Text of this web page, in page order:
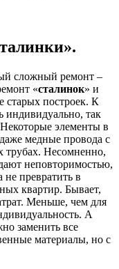
сложный ремонт –
«сталинок» и
старых построек. К
индивидуально, так
элементы в
медные провода с
трубах. Несомненно,
неповторимостью,
превратить в
квартир. Бывает,
Меньше, чем для
А
заменить все
материалы, но с